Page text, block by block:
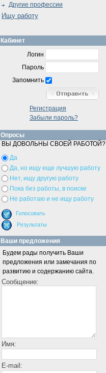
Другие профессии
Ищу работу
Кабинет
Логин
Пароль
Запомнить
Регистрация
Забыли пароль?
Опросы
ВЫ ДОВОЛЬНЫ СВОЕЙ РАБОТОЙ?
Да
Да, но ищу еще лучшую работу
Нет, ищу другую работу
Пока без работы, в поиске
Не работаю и не ищу работу
Ваши предложения
Будем рады получить Ваши
предложения или замечания по
развитию и содержанию сайта.
Сообщение:
Имя:
E-mail: